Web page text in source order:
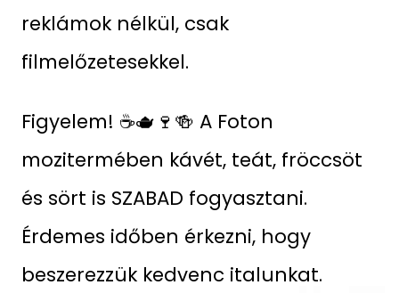
reklámok nélkül, csak
filmelőzetesekkel.
Figyelem! ☕🫖🍷🍻 A Foton
mozitermében kávét, teát, fröccsöt
és sört is SZABAD fogyasztani.
Érdemes időben érkezni, hogy
beszerezzük kedvenc italunkat.